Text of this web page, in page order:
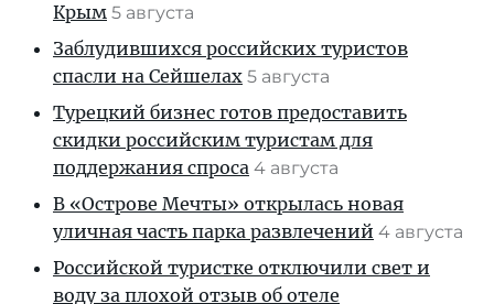
Крым 5 августа
Заблудившихся российских туристов
спасли на Сейшелах 5 августа
Турецкий бизнес готов предоставить
скидки российским туристам для
поддержания спроса 4 августа
В «Острове Мечты» открылась новая
уличная часть парка развлечений 4 августа
Российской туристке отключили свет и
воду за плохой отзыв об отеле